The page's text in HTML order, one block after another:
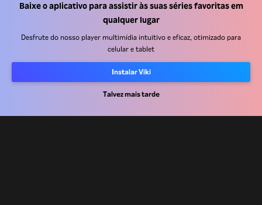
Baixe o aplicativo para assistir às suas séries favoritas em
qualquer lugar
Desfrute do nosso player multimídia intuitivo e eficaz, otimizado para
celular e tablet
Instalar Viki
Talvez mais tarde
Central de ajuda